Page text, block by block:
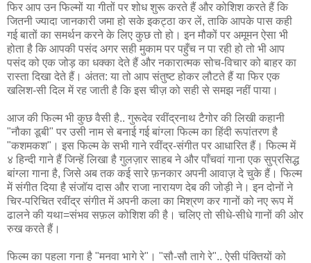
फिर आप उन फिल्मों या गीतों पर शोध शुरू करते हैं और कोशिश करते हैं कि
जितनी ज्यादा जानकारी जमा हो सके इकट्ठा कर लें, ताकि आपके पास कही
गई बातों का समर्थन करने के लिए कुछ तो हो। इन मौकों पर अमूमन ऐसा भी
होता है कि आपकी पसंद अगर सही मुकाम पर पहुँच न पा रही हो तो भी आप
पसंद को एक जोड़ का धक्का देते हैं और नकारात्मक सोच-विचार को बाहर का
रास्ता दिखा देते हैं। अंतत: या तो आप संतुष्ट होकर लौटते हैं या फिर एक
खलिश-सी दिल में रह जाती है कि इस चीज़ को सही से समझ नहीं पाया।
आज की फिल्म भी कुछ वैसी है.. गुरूदेव रवींद्रनाथ टैगोर की लिखी कहानी
"नौका डूबी" पर उसी नाम से बनाई गई बांग्ला फिल्म का हिंदी रूपांतरण है
"कशमकश"। इस फिल्म के सभी गाने रवींद्र-संगीत पर आधारित हैं। फिल्म में
४ हिन्दी गाने हैं जिन्हें लिखा है गुलज़ार साहब ने और पाँचवां गाना एक सुप्रसिद्ध
बांग्ला गाना है, जिसे अब तक कई सारे फ़नकार अपनी आवाज़ दे चुके हैं। फिल्म
में संगीत दिया है संजॉय दास और राजा नारायण देब की जोड़ी ने। इन दोनों ने
चिर-परिचित रवींद्र संगीत में अपनी कला का मिश्रण कर गानों को नए रूप में
ढालने की यथा=संभव सफ़ल कोशिश की है। चलिए तो सीधे-सीधे गानों की ओर
रुख करते हैं।
फिल्म का पहला गना है "मनवा भागे रे"। "सौ-सौ तागे रे".. ऐसी पंक्तियों को